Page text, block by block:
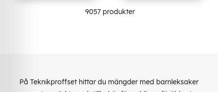
9057 produkter
På Teknikproffset hittar du mängder med barnleksaker